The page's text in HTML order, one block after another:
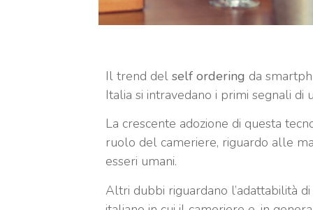
Il trend del self ordering da
Italia si intravedano i primi segnali di
La crescente adozione di questa
ruolo del cameriere, riguardo alle
esseri umani.
Altri dubbi riguardano l’adattabilità